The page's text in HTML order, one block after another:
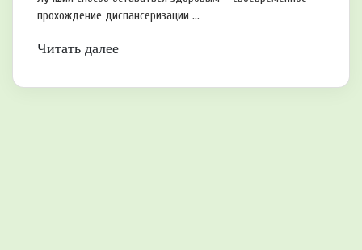
прохождение диспансеризации ...
Читать далее